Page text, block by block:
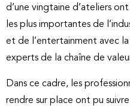
d’une vingtaine d’ateliers
les plus importantes de
et de l’entertainment avec
experts de la chaîne de
Dans ce cadre, les
rendre sur place ont pu